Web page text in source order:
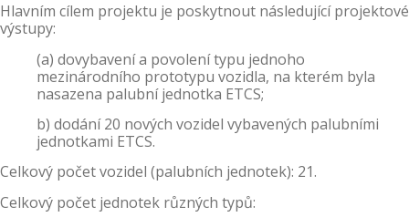
Hlavním cílem projektu je poskytnout následující projektové
výstupy:
(a) dovybavení a povolení typu jednoho
mezinárodního prototypu vozidla, na kterém byla
nasazena palubní jednotka ETCS;
b) dodání 20 nových vozidel vybavených palubními
jednotkami ETCS.
Celkový počet vozidel (palubních jednotek): 21.
Celkový počet jednotek různých typů: